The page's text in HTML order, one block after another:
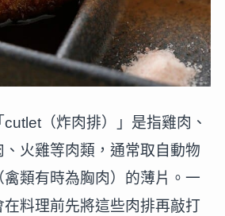
（炸肉排）」是指雞肉、
火雞等肉類，通常取自動物
類有時為胸肉）的薄片。一
料理前先將這些肉排再敲打